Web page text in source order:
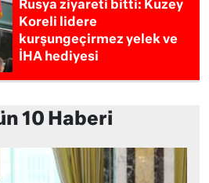
Rusya ziyareti bitti: Kuzey
Koreli lidere
kurşungeçirmez yelek ve
İHA hediyesi
10 Haberi